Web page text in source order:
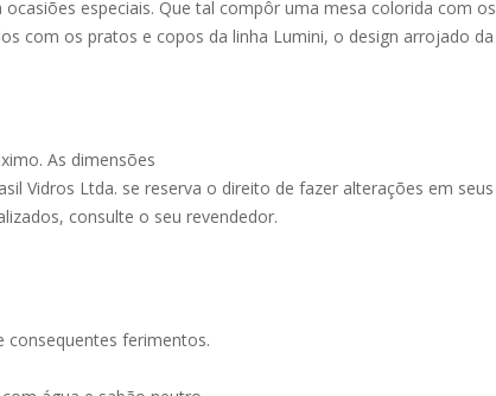
especiais. Que tal compôr uma mesa colorida com os
com os pratos e copos da linha Lumini, o design arrojado da
As dimensões
Vidros Ltda. se reserva o direito de fazer alterações em seus
consulte o seu revendedor.
consequentes ferimentos.